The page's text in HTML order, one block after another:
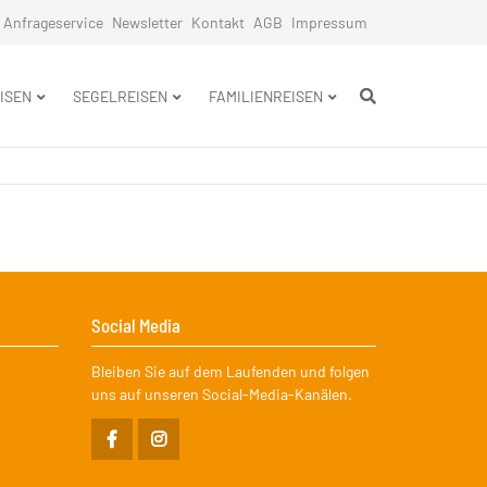
Anfrageservice Newsletter Kontakt AGB Impressum
SEGELREISEN FAMILIENREISEN
Social Media
Bleiben Sie auf dem Laufenden und folgen
uns auf unseren Social-Media-Kanälen.